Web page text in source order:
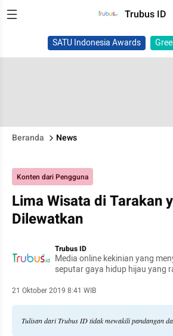
Trubus ID
SATU Indonesia Awards
Beranda News
Konten dari Pengguna
Lima Wisata di Tarakan
Dilewatkan
Trubus ID
Media online kekinian yang
seputar gaya hidup hijau yang
pemberdayaan masyarakat
21 Oktober 2019 8:41 WIB
Tulisan dari Trubus ID tidak mewakili pandangan